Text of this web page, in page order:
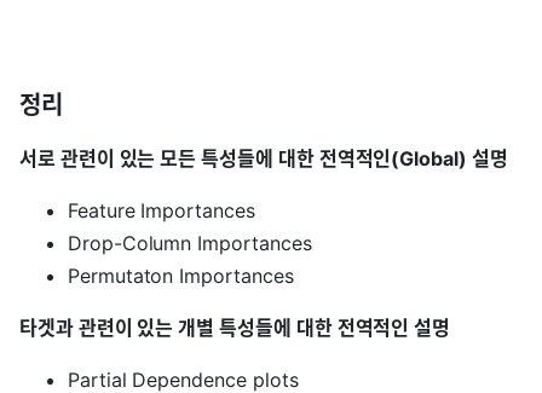
정리
서로 관련이 있는 모든 특성들에 대한 전역적인(Global) 설명
Feature Importances
Drop-Column Importances
Permutaton Importances
타겟과 관련이 있는 개별 특성들에 대한 전역적인 설명
Partial Dependence plots